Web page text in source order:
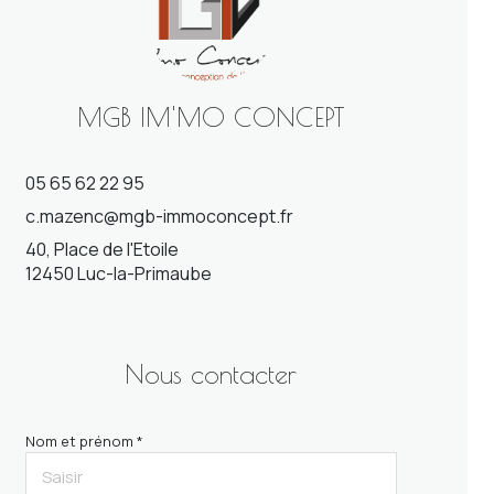
MGB IM'MO CONCEPT
05 65 62 22 95
c.mazenc@mgb-immoconcept.fr
40, Place de l'Etoile
12450 Luc-la-Primaube
Nous contacter
Nom et prénom *